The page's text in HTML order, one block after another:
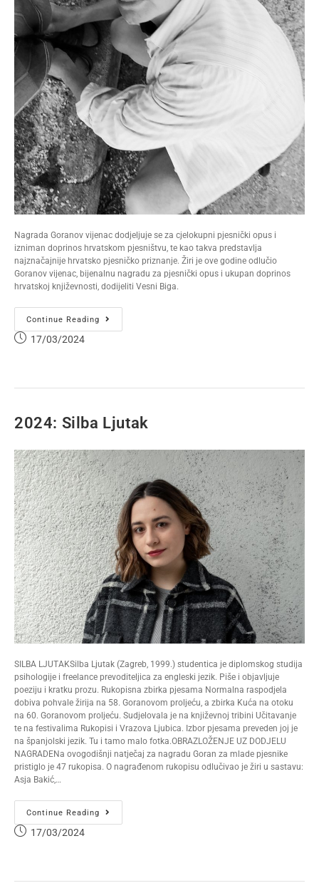
Nagrada Goranov vijenac dodjeljuje se za cjelokupni pjesnički opus i
izniman doprinos hrvatskom pjesništvu, te kao takva predstavlja
najznačajnije hrvatsko pjesničko priznanje. Žiri je ove godine odlučio
Goranov vijenac, bijenalnu nagradu za pjesnički opus i ukupan doprinos
hrvatskoj književnosti, dodijeliti Vesni Biga.
Continue Reading
17/03/2024
2024: Silba Ljutak
SILBA LJUTAKSilba Ljutak (Zagreb, 1999.) studentica je diplomskog studija
psihologije i freelance prevoditeljica za engleski jezik. Piše i objavljuje
poeziju i kratku prozu. Rukopisna zbirka pjesama Normalna raspodjela
dobiva pohvale žirija na 58. Goranovom proljeću, a zbirka Kuća na otoku
na 60. Goranovom proljeću. Sudjelovala je na književnoj tribini Učitavanje
te na festivalima Rukopisi i Vrazova Ljubica. Izbor pjesama preveden joj je
na španjolski jezik. Tu i tamo malo fotka.OBRAZLOŽENJE UZ DODJELU
NAGRADENa ovogodišnji natječaj za nagradu Goran za mlade pjesnike
pristiglo je 47 rukopisa. O nagrađenom rukopisu odlučivao je žiri u sastavu:
Asja Bakić,…
Continue Reading
17/03/2024